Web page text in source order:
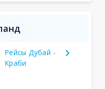
Рейсы Дубай -
Краби